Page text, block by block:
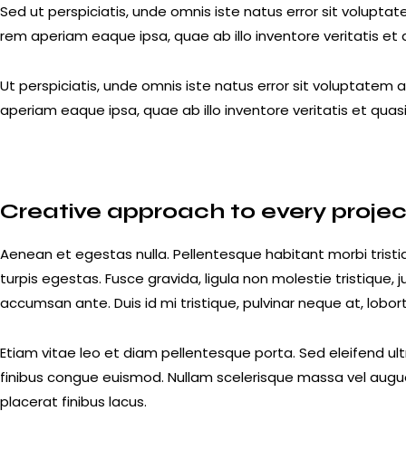
Sed ut perspiciatis, unde omnis iste natus error sit
rem aperiam eaque ipsa, quae ab illo inventore veritatis
Ut perspiciatis, unde omnis iste natus error sit
aperiam eaque ipsa, quae ab illo inventore veritatis et
Creative approach to every
Aenean et egestas nulla. Pellentesque habitant morbi
turpis egestas. Fusce gravida, ligula non molestie
accumsan ante. Duis id mi tristique, pulvinar neque at,
Etiam vitae leo et diam pellentesque porta. Sed eleifend
finibus congue euismod. Nullam scelerisque massa vel
placerat finibus lacus.